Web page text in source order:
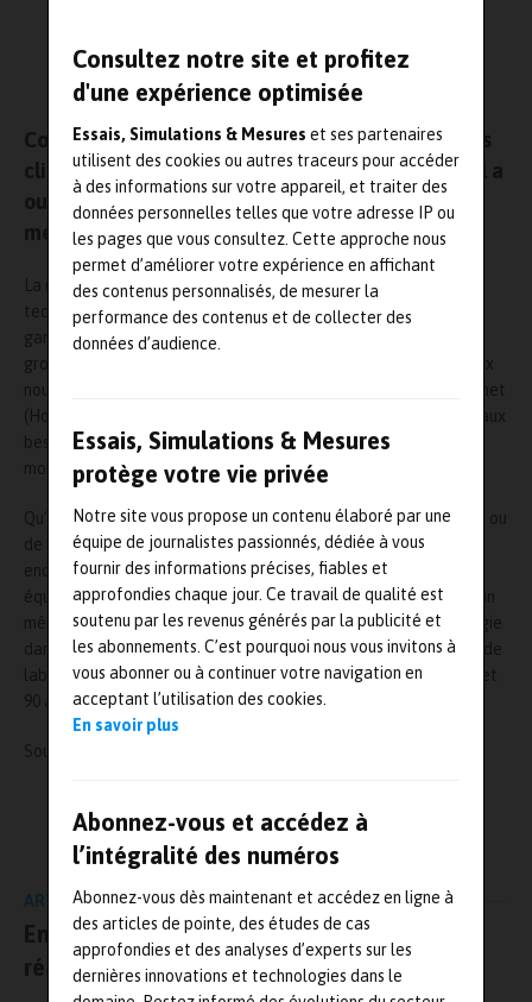
Consultez notre site et profitez
d'une expérience optimisée
Essais, Simulations & Mesures et ses partenaires
utilisent des cookies ou autres traceurs pour accéder
à des informations sur votre appareil, et traiter des
données personnelles telles que votre adresse IP ou
les pages que vous consultez. Cette approche nous
permet d’améliorer votre expérience en affichant
des contenus personnalisés, de mesurer la
performance des contenus et de collecter des
données d’audience.
Essais, Simulations & Mesures
protège votre vie privée
Notre site vous propose un contenu élaboré par une
équipe de journalistes passionnés, dédiée à vous
fournir des informations précises, fiables et
approfondies chaque jour. Ce travail de qualité est
soutenu par les revenus générés par la publicité et
les abonnements. C’est pourquoi nous vous invitons à
vous abonner ou à continuer votre navigation en
acceptant l’utilisation des cookies.
En savoir plus
Abonnez-vous et accédez à
l’intégralité des numéros
Abonnez-vous dès maintenant et accédez en ligne à
des articles de pointe, des études de cas
approfondies et des analyses d’experts sur les
dernières innovations et technologies dans le
Conformément à sa stratégie d’accompagner ses
clients là oÃ¹ ils sont implantés le groupe Trescal a
ouvert cette année 6 nouveaux laboratoires de
métrologie.
La métrologie est un métier qui repose sur des compétences
techniques mais également sur un service de proximité qui
garantit réactivité et flexibilité. C’est pour ces raisons que le
groupe choisit de s’implanter au plus près de ses clients. Ainsi, six
nouveaux laboratoires situés à Bayonne, Lyon, Nantes, Kecskemet
(Hongrie), Singapour et Tunis ont ainsi vu le jour pour répondre aux
besoins métrologiques des clients du N°1 de la métrologie au
monde.
Qu’il s’agisse de laboratoires créés sur un site entièrement neuf ou
de laboratoires installés dans les infrastructures clientes ou
encore de réaménagement de locaux existants l’objectif des
équipes techniques et logistiques est de fournir et de garantir un
même niveau de service de qualité des prestations de métrologie
dans les délais attendus par leurs clients. Aujourd’hui le réseau de
laboratoires de métrologie du groupe Trescal compte 60 sites et
90 antennes clients à travers le monde.
Source :
Mesures-et-tests.com
ARTICLE PRÉCÉDENT
Entrée en service du nouveau banc d’essai
réacteur d’AFI KLM E&M